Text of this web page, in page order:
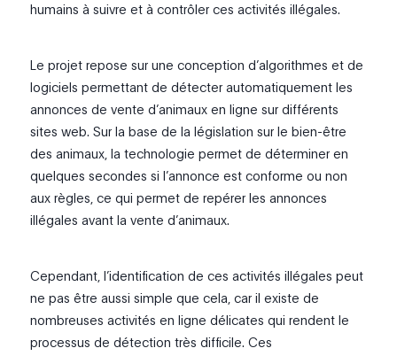
humains à suivre et à contrôler ces activités illégales.
Le projet repose sur une conception d’algorithmes et de
logiciels permettant de détecter automatiquement les
annonces de vente d’animaux en ligne sur différents
sites web. Sur la base de la législation sur le bien-être
des animaux, la technologie permet de déterminer en
quelques secondes si l’annonce est conforme ou non
aux règles, ce qui permet de repérer les annonces
illégales avant la vente d’animaux.
Cependant, l’identification de ces activités illégales peut
ne pas être aussi simple que cela, car il existe de
nombreuses activités en ligne délicates qui rendent le
processus de détection très difficile. Ces